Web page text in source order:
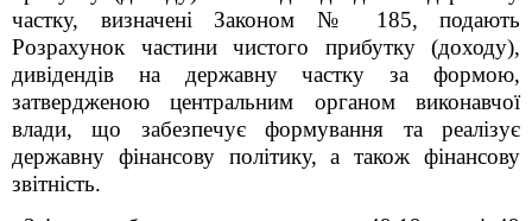
частку, визначені Законом № 185, подають
Розрахунок частини чистого прибутку (доходу),
дивідендів на державну частку за формою,
затвердженою центральним органом виконавчої
влади, що забезпечує формування та реалізує
державну фінансову політику, а також фінансову
звітність.